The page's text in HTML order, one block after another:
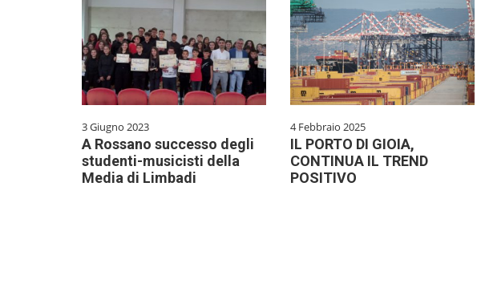
3 Giugno 2023
A Rossano successo degli
studenti-musicisti della
Media di Limbadi
4 Febbraio 2025
IL PORTO DI GIOIA,
CONTINUA IL TREND
POSITIVO